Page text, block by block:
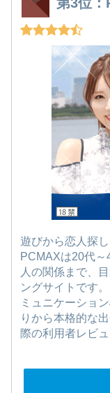
遊びから恋人探
PCMAXは20代
人の関係まで、
ングサイトです
ミュニケーショ
りから本格的な
際の利用者レビ